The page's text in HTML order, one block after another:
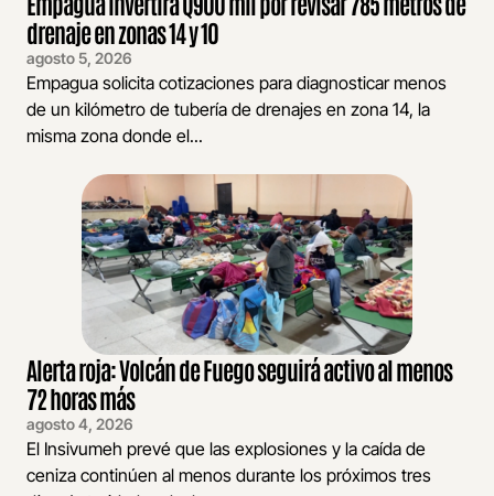
drenaje en zonas 14 y 10
agosto 5, 2026
Empagua solicita cotizaciones para diagnosticar menos
de un kilómetro de tubería de drenajes en zona 14, la
misma zona donde el...
Alerta roja: Volcán de Fuego seguirá activo al menos
72 horas más
agosto 4, 2026
El Insivumeh prevé que las explosiones y la caída de
ceniza continúen al menos durante los próximos tres